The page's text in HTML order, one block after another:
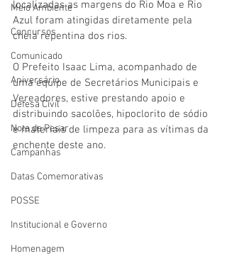
Meio Ambiente
Concursos
Comunicado
Aniversário
Defesa Civil
Nota de Pesar
Campanhas
Datas Comemorativas
POSSE
Institucional e Governo
Homenagem
localizadas as margens do Rio Moa e Rio
Azul foram atingidas diretamente pela
cheia repentina dos rios.
O Prefeito Isaac Lima, acompanhado de
uma equipe de Secretários Municipais e
Vereadores, estive prestando apoio e
distribuindo sacolões, hipoclorito de sódio
e materiais de limpeza para as vítimas da
enchente deste ano.